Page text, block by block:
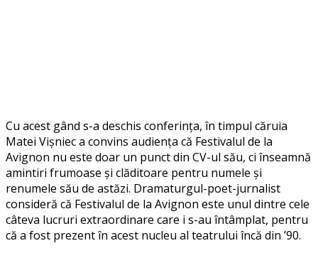
Cu acest gând s-a deschis conferința, în timpul căruia
Matei Vișniec a convins audiența că Festivalul de la
Avignon nu este doar un punct din CV-ul său, ci înseamnă
amintiri frumoase și clăditoare pentru numele și
renumele său de astăzi. Dramaturgul-poet-jurnalist
consideră că Festivalul de la Avignon este unul dintre cele
câteva lucruri extraordinare care i s-au întâmplat, pentru
că a fost prezent în acest nucleu al teatrului încă din ’90.